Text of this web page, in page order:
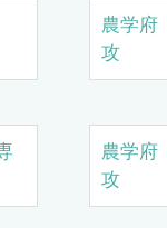
農学
攻
農学
攻